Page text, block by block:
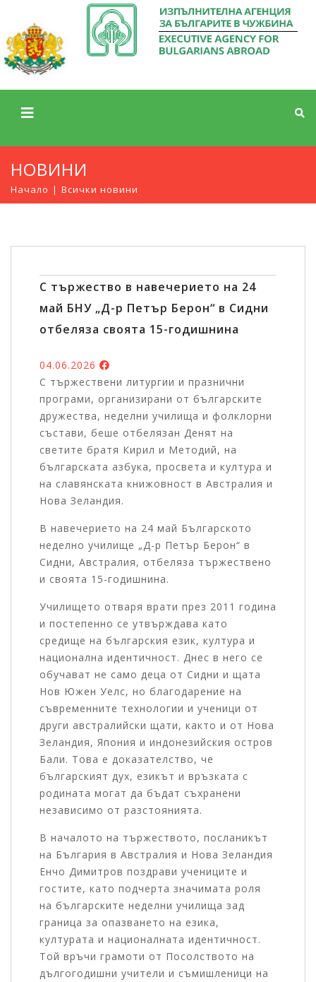
НОВИНИ
Начало Всички новини
С тържество в навечерието на 24
май БНУ „Д-р Петър Берон“ в Сидни
отбеляза своята 15-годишнина
04.06.2026
С тържествени литургии и празнични
програми, организирани от българските
дружества, неделни училища и фолклорни
състави, беше отбелязан Денят на
светите братя Кирил и Методий, на
българската азбука, просвета и култура и
на славянската книжовност в Австралия и
Нова Зеландия.
В навечерието на 24 май Българското
неделно училище „Д-р Петър Берон“ в
Сидни, Австралия, отбеляза тържествено
и своята 15-годишнина.
Училището отваря врати през 2011 година
и постепенно се утвърждава като
средище на българския език, култура и
национална идентичност. Днес в него се
обучават не само деца от Сидни и щата
Нов Южен Уелс, но благодарение на
съвременните технологии и ученици от
други австралийски щати, както и от Нова
Зеландия, Япония и индонезийския остров
Бали. Това е доказателство, че
българският дух, езикът и връзката с
родината могат да бъдат съхранени
независимо от разстоянията.
В началото на тържеството, посланикът
на България в Австралия и Нова Зеландия
Енчо Димитров поздрави учениците и
гостите, като подчерта значимата роля
на българските неделни училища зад
граница за опазването на езика,
културата и националната идентичност.
Той връчи грамоти от Посолството на
дългогодишни учители и съмишленици на